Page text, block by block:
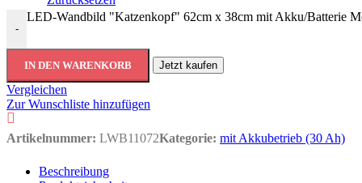
-
LED-Wandbild "Katzenkopf" 62cm x 38cm mit Akku/Batterie
IN DEN WARENKORB Jetzt kaufen
Vergleichen
Zur Wunschliste hinzufügen
Artikelnummer: LWB11072Kategorie: mit Akkubetrieb (30 Ah)
Beschreibung